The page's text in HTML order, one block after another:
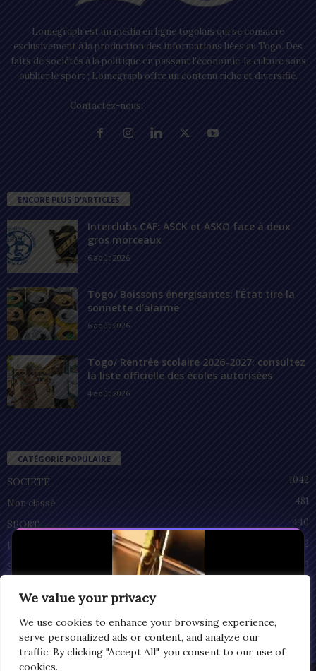
We value your privacy
We use cookies to enhance your browsing experience,
serve personalized ads or content, and analyze our
traffic. By clicking "Accept All", you consent to our use of
cookies.
Lomegraph est un média en ligne togolais qui se consacre
exclusivement à la production des informations liées au Togo. Des
faits de sociétés à la politique en passant l’économie, la culture sans
oublier le sport ; Lomegraph offre un contenu riche et diversifié.
Contactez-nous:
ENCORE PLUS D'ARTICLES
Interclubs CAF: ASCK et ASKO face à deux
gros morceaux
6 août 2026
Togo/ Boissons énergisantes: l’État tire la
sonnette d’alarme
6 août 2026
Togo/ Rentrée scolaire 2026-2027: consultez
la liste officielle des écoles autorisées
4 août 2026
CATÉGORIE POPULAIRE
SOCIÉTÉ
1042
Non classé
481
SPORT
440
POLITIQUE
212
SANTÉ
93